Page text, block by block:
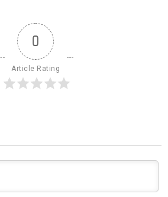
0
Article Rating